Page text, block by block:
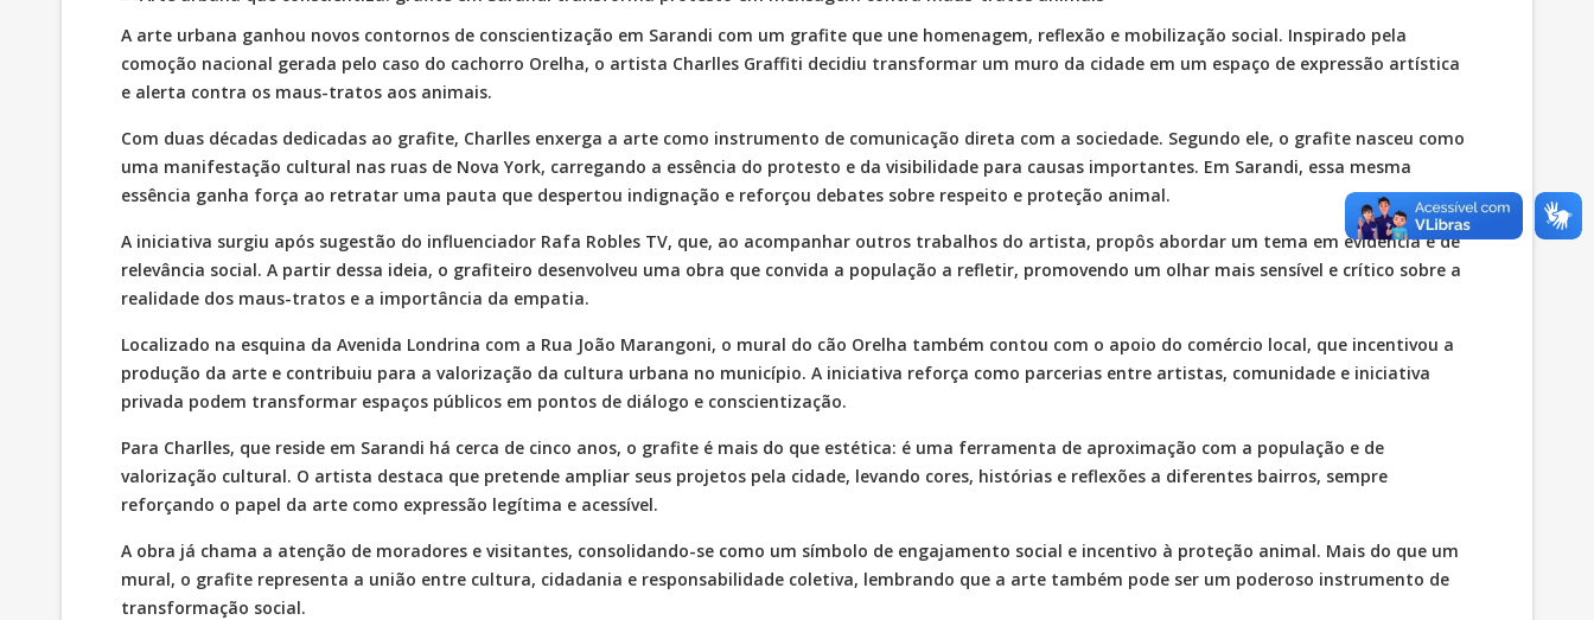
A arte urbana ganhou novos contornos de conscientização em Sarandi com um grafite que une homenagem, reflexão e mobilização social. Inspirado pela
comoção nacional gerada pelo caso do cachorro Orelha, o artista Charlles Graffiti decidiu transformar um muro da cidade em um espaço de expressão artística
e alerta contra os maus-tratos aos animais.
Com duas décadas dedicadas ao grafite, Charlles enxerga a arte como instrumento de comunicação direta com a sociedade. Segundo ele, o grafite nasceu como
uma manifestação cultural nas ruas de Nova York, carregando a essência do protesto e da visibilidade para causas importantes. Em Sarandi, essa mesma
essência ganha força ao retratar uma pauta que despertou indignação e reforçou debates sobre respeito e proteção animal.
A iniciativa surgiu após sugestão do influenciador Rafa Robles TV, que, ao acompanhar outros trabalhos do artista, propôs abordar um tema em evidência e de
relevância social. A partir dessa ideia, o grafiteiro desenvolveu uma obra que convida a população a refletir, promovendo um olhar mais sensível e crítico sobre a
realidade dos maus-tratos e a importância da empatia.
Localizado na esquina da Avenida Londrina com a Rua João Marangoni, o mural do cão Orelha também contou com o apoio do comércio local, que incentivou a
produção da arte e contribuiu para a valorização da cultura urbana no município. A iniciativa reforça como parcerias entre artistas, comunidade e iniciativa
privada podem transformar espaços públicos em pontos de diálogo e conscientização.
Para Charlles, que reside em Sarandi há cerca de cinco anos, o grafite é mais do que estética: é uma ferramenta de aproximação com a população e de
valorização cultural. O artista destaca que pretende ampliar seus projetos pela cidade, levando cores, histórias e reflexões a diferentes bairros, sempre
reforçando o papel da arte como expressão legítima e acessível.
A obra já chama a atenção de moradores e visitantes, consolidando-se como um símbolo de engajamento social e incentivo à proteção animal. Mais do que um
mural, o grafite representa a união entre cultura, cidadania e responsabilidade coletiva, lembrando que a arte também pode ser um poderoso instrumento de
transformação social.